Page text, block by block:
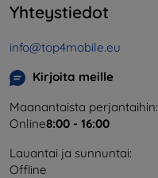
Yhteystiedot
info@top4mobile.eu
Kirjoita meille
Maanantaista perjantaihin:
Online8:00 - 16:00
Lauantai ja sunnuntai:
Offline